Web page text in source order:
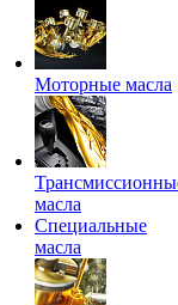
Моторные масла
масла
Специальные
масла